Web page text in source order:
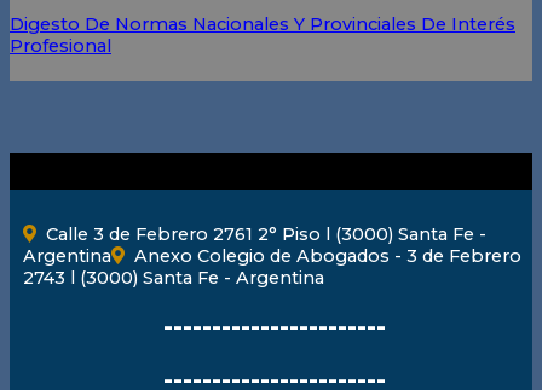
Digesto De Normas Nacionales Y Provinciales De Interés
Profesional
Calle 3 de Febrero 2761 2° Piso l (3000) Santa Fe -
Argentina
Anexo Colegio de Abogados - 3 de Febrero
2743 l (3000) Santa Fe - Argentina
-----------------------
-----------------------